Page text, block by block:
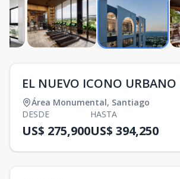
EL NUEVO ICONO URBANO
Área Monumental, Santiago
DESDE
US$ 275,900
HASTA
US$ 394,250